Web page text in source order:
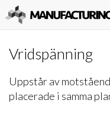
Vridspänning
Uppstår av
placerade i samma